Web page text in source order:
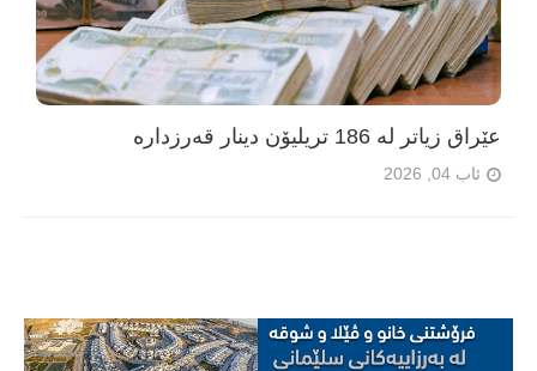
عێراق زیاتر لە 186 تریلیۆن دینار قەرزدارە
ئاب 04, 2026